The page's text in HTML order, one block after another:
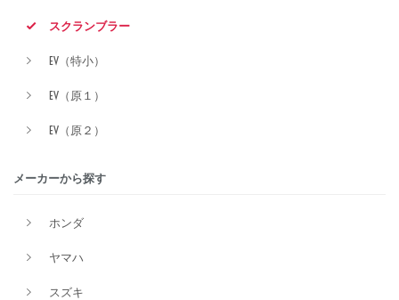
スクランブラー
EV（特小）
EV（原１）
EV（原２）
メーカーから探す
ホンダ
ヤマハ
スズキ